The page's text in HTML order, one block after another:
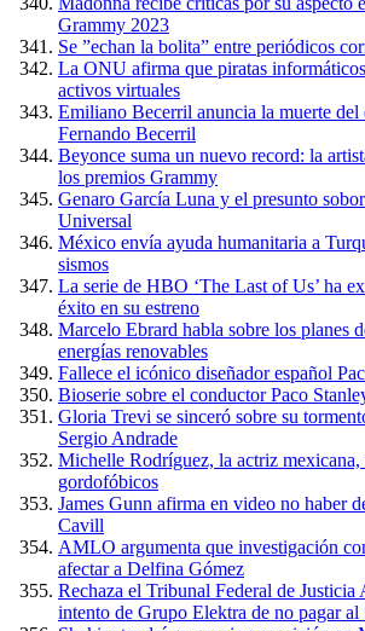
Grammy 2023
Se ”echan la bolita” entre periódicos
La ONU afirma que piratas
activos virtuales
Emiliano Becerril anuncia la muerte del
Fernando Becerril
Beyonce suma un nuevo record: la
los premios Grammy
Genaro García Luna y el presunto
Universal
México envía ayuda humanitaria a
sismos
La serie de HBO ‘The Last of Us’ ha
éxito en su estreno
Marcelo Ebrard habla sobre los planes
energías renovables
Fallece el icónico diseñador español
Bioserie sobre el conductor Paco
Gloria Trevi se sinceró sobre su
Sergio Andrade
Michelle Rodríguez, la actriz mexicana,
gordofóbicos
James Gunn afirma en video no haber
Cavill
AMLO argumenta que investigación
afectar a Delfina Gómez
Rechaza el Tribunal Federal de Justicia
intento de Grupo Elektra de no pagar al